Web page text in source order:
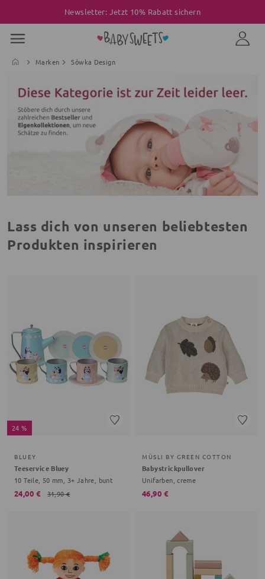
Newsletter: Jetzt 10% Rabatt sichern
Marken Sówka Design
Lass dich von unseren beliebtesten
Produkten inspirieren
24 %
BLUEY
Teeservice Bluey
10 Teile, 50 mm, 3+ Jahre, bunt
24,00 € 31,90 €
MÜSLI BY GREEN COTTON
Babystrickpullover
Unifarben, creme
46,90 €